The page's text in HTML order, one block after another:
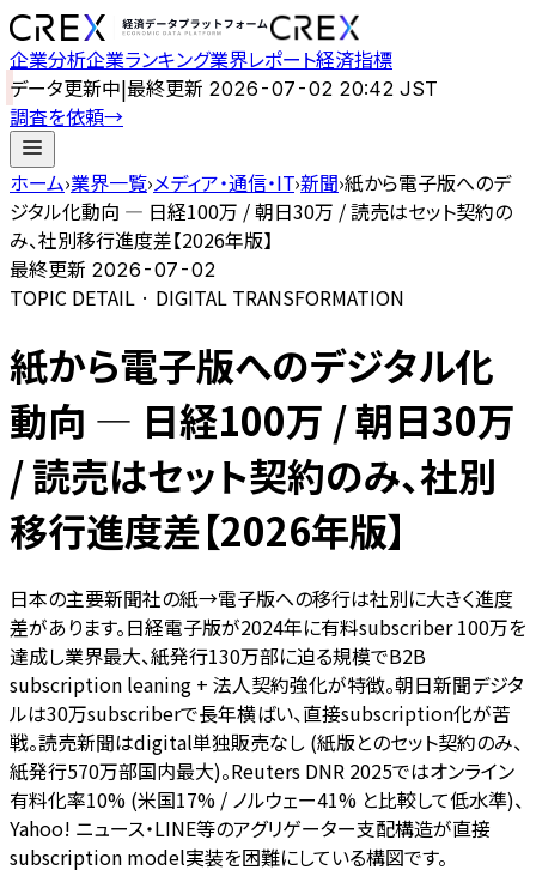
企業分析企業ランキング業界レポート経済指標
データ更新中|最終更新 2026-07-02 20:42 JST
調査を依頼→
ホーム›業界一覧›メディア・通信・IT›新聞›紙から電子版へのデ
ジタル化動向 — 日経100万 / 朝日30万 / 読売はセット契約の
み、社別移行進度差【2026年版】
最終更新 2026-07-02
TOPIC DETAIL · DIGITAL TRANSFORMATION
紙から電子版へのデジタル化
動向 — 日経100万 / 朝日30万
/ 読売はセット契約のみ、社別
移行進度差【2026年版】
日本の主要新聞社の紙→電子版への移行は社別に大きく進度
差があります。日経電子版が2024年に有料subscriber 100万を
達成し業界最大、紙発行130万部に迫る規模でB2B
subscription leaning + 法人契約強化が特徴。朝日新聞デジタ
ルは30万subscriberで長年横ばい、直接subscription化が苦
戦。読売新聞はdigital単独販売なし (紙版とのセット契約のみ、
紙発行570万部国内最大)。Reuters DNR 2025ではオンライン
有料化率10% (米国17% / ノルウェー41% と比較して低水準)、
Yahoo! ニュース・LINE等のアグリゲーター支配構造が直接
subscription model実装を困難にしている構図です。